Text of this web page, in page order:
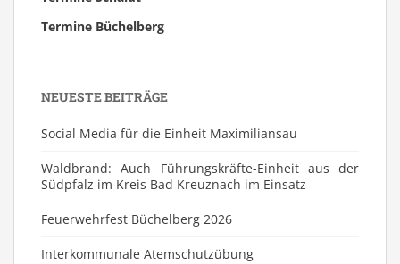
Termine Büchelberg
NEUESTE BEITRÄGE
Social Media für die Einheit Maximiliansau
Waldbrand: Auch Führungskräfte-Einheit aus der
Südpfalz im Kreis Bad Kreuznach im Einsatz
Feuerwehrfest Büchelberg 2026
⁠Interkommunale Atemschutzübung